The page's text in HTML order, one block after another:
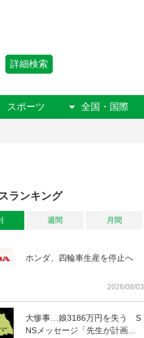
詳細検索
スポーツ 全国・国際
ランキング
週間 月間
ホンダ、四輪車生産を停止へ
2026/08/03
大惨事…娘3186万円を失う S
NSメッセージ「先生が計画...